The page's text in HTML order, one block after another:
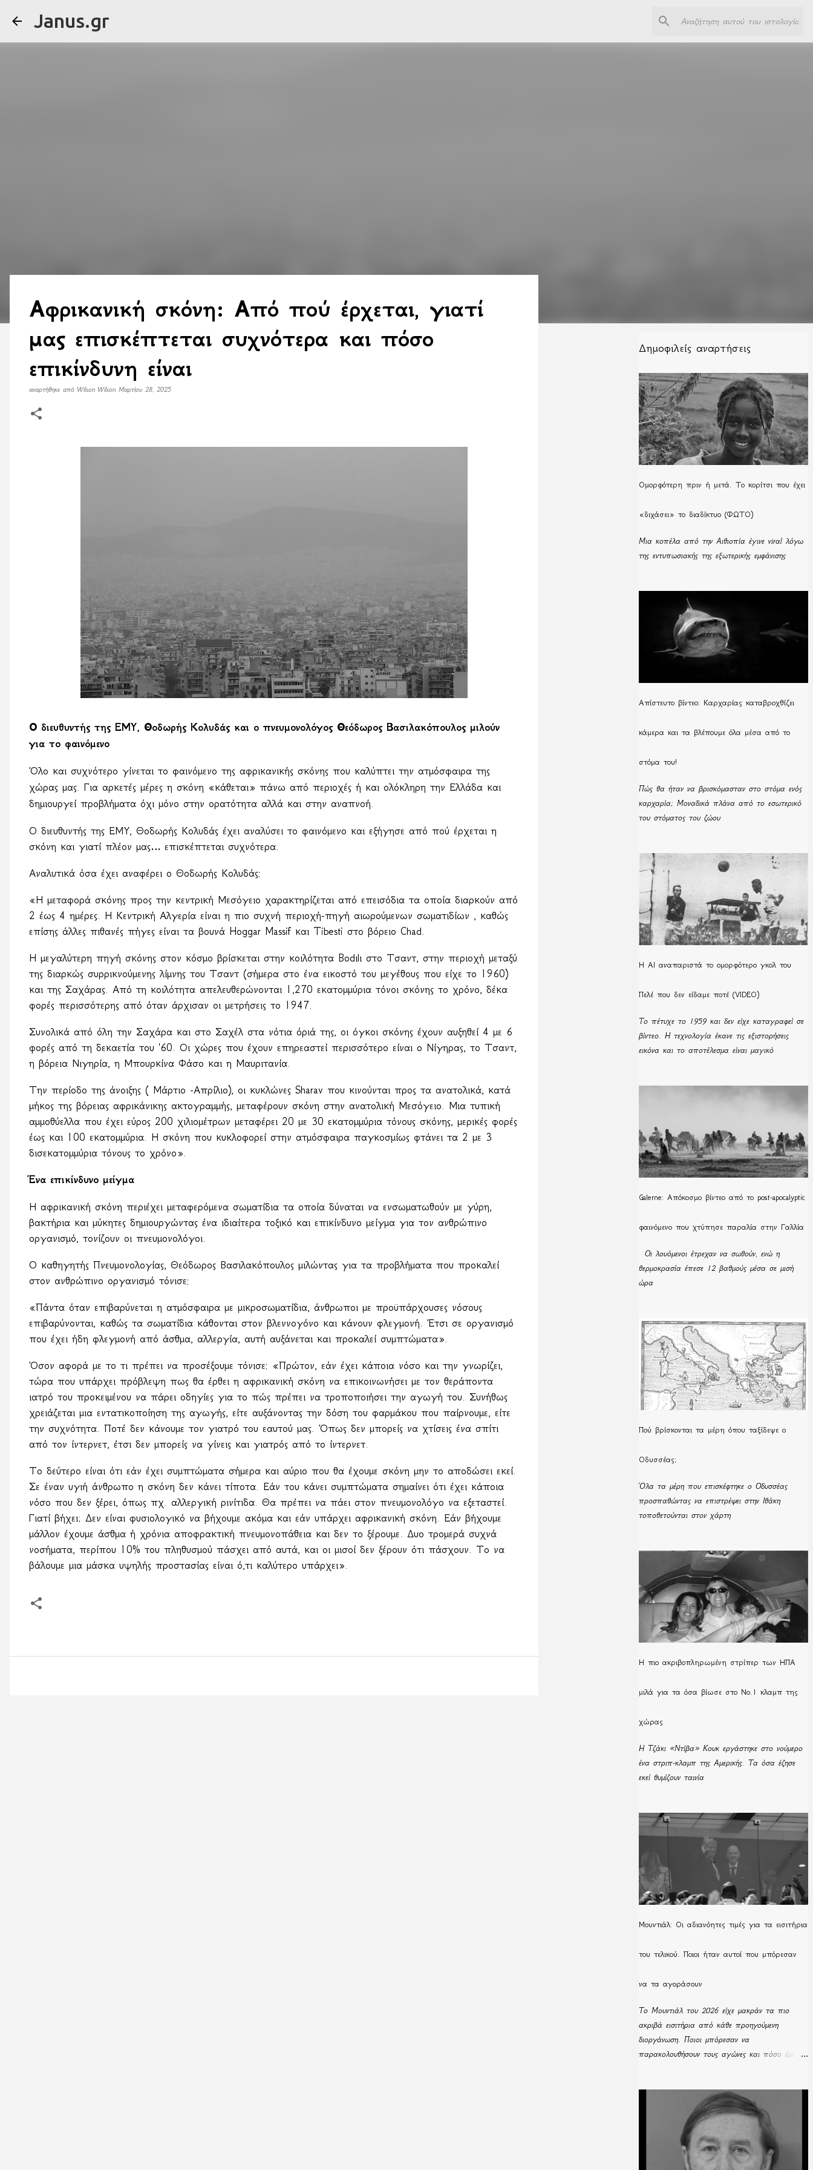
Janus.gr
Αφρικανική σκόνη: Από πού έρχεται, γιατί
μας επισκέπτεται συχνότερα και πόσο
επικίνδυνη είναι
αναρτήθηκε από Wilson Wilson Μαρτίου 28, 2025
Ο διευθυντής της ΕΜΥ, Θοδωρής Κολυδάς και ο πνευμονολόγος Θεόδωρος Βασιλακόπουλος μιλούν
για το φαινόμενο
Όλο και συχνότερο γίνεται το φαινόμενο της αφρικανικής σκόνης που καλύπτει την ατμόσφαιρα της
χώρας μας. Για αρκετές μέρες η σκόνη «κάθεται» πάνω από περιοχές ή και ολόκληρη την Ελλάδα και
δημιουργεί προβλήματα όχι μόνο στην ορατότητα αλλά και στην αναπνοή.
Ο διευθυντής της ΕΜΥ, Θοδωρής Κολυδάς έχει αναλύσει το φαινόμενο και εξήγησε από πού έρχεται η
σκόνη και γιατί πλέον μας… επισκέπτεται συχνότερα.
Αναλυτικά όσα έχει αναφέρει ο Θοδωρής Κολυδάς:
«Η μεταφορά σκόνης προς την κεντρική Μεσόγειο χαρακτηρίζεται από επεισόδια τα οποία διαρκούν από
2 έως 4 ημέρες. Η Κεντρική Αλγερία είναι η πιο συχνή περιοχή-πηγή αιωρούμενων σωματιδίων , καθώς
επίσης άλλες πιθανές πήγες είναι τα βουνά Hoggar Massif και Tibesti στο βόρειο Chad.
Η μεγαλύτερη πηγή σκόνης στον κόσμο βρίσκεται στην κοιλότητα Bodιlι στο Τσαντ, στην περιοχή μεταξύ
της διαρκώς συρρικνούμενης λίμνης του Τσαντ (σήμερα στο ένα εικοστό του μεγέθους που είχε το 1960)
και της Σαχάρας. Από τη κοιλότητα απελευθερώνονται 1,270 εκατομμύρια τόνοι σκόνης το χρόνο, δέκα
φορές περισσότερης από όταν άρχισαν οι μετρήσεις το 1947.
Συνολικά από όλη την Σαχάρα και στο Σαχέλ στα νότια όριά της, οι όγκοι σκόνης έχουν αυξηθεί 4 με 6
φορές από τη δεκαετία του '60. Οι χώρες που έχουν επηρεαστεί περισσότερο είναι ο Νίγηρας, το Τσαντ,
η βόρεια Νιγηρία, η Μπουρκίνα Φάσο και η Μαυριτανία.
Την περίοδο της άνοιξης ( Μάρτιο -Απρίλιο), οι κυκλώνες Sharav που κινούνται προς τα ανατολικά, κατά
μήκος της βόρειας αφρικάνικης ακτογραμμής, μεταφέρουν σκόνη στην ανατολική Μεσόγειο. Μια τυπική
αμμοθύελλα που έχει εύρος 200 χιλιομέτρων μεταφέρει 20 με 30 εκατομμύρια τόνους σκόνης, μερικές φορές
έως και 100 εκατομμύρια. Η σκόνη που κυκλοφορεί στην ατμόσφαιρα παγκοσμίως φτάνει τα 2 με 3
δισεκατομμύρια τόνους το χρόνο».
Ένα επικίνδυνο μείγμα
Η αφρικανική σκόνη περιέχει μεταφερόμενα σωματίδια τα οποία δύναται να ενσωματωθούν με γύρη,
βακτήρια και μύκητες δημιουργώντας ένα ιδιαίτερα τοξικό και επικίνδυνο μείγμα για τον ανθρώπινο
οργανισμό, τονίζουν οι πνευμονολόγοι.
Ο καθηγητής Πνευμονολογίας, Θεόδωρος Βασιλακόπουλος μιλώντας για τα προβλήματα που προκαλεί
στον ανθρώπινο οργανισμό τόνισε:
«Πάντα όταν επιβαρύνεται η ατμόσφαιρα με μικροσωματίδια, άνθρωποι με προϋπάρχουσες νόσους
επιβαρύνονται, καθώς τα σωματίδια κάθονται στον βλεννογόνο και κάνουν φλεγμονή. Έτσι σε οργανισμό
που έχει ήδη φλεγμονή από άσθμα, αλλεργία, αυτή αυξάνεται και προκαλεί συμπτώματα».
Όσον αφορά με το τι πρέπει να προσέξουμε τόνισε: «Πρώτον, εάν έχει κάποια νόσο και την γνωρίζει,
τώρα που υπάρχει πρόβλεψη πως θα έρθει η αφρικανική σκόνη να επικοινωνήσει με τον θεράποντα
ιατρό του προκειμένου να πάρει οδηγίες για το πώς πρέπει να τροποποιήσει την αγωγή του. Συνήθως
χρειάζεται μια εντατικοποίηση της αγωγής, είτε αυξάνοντας την δόση του φαρμάκου που παίρνουμε, είτε
την συχνότητα. Ποτέ δεν κάνουμε τον γιατρό του εαυτού μας. Όπως δεν μπορείς να χτίσεις ένα σπίτι
από τον ίντερνετ, έτσι δεν μπορείς να γίνεις και γιατρός από το ίντερνετ.
Το δεύτερο είναι ότι εάν έχει συμπτώματα σήμερα και αύριο που θα έχουμε σκόνη μην το αποδώσει εκεί.
Σε έναν υγιή άνθρωπο η σκόνη δεν κάνει τίποτα. Εάν του κάνει συμπτώματα σημαίνει ότι έχει κάποια
νόσο που δεν ξέρει, όπως πχ. αλλεργική ρινίτιδα. Θα πρέπει να πάει στον πνευμονολόγο να εξεταστεί.
Γιατί βήχει; Δεν είναι φυσιολογικό να βήχουμε ακόμα και εάν υπάρχει αφρικανική σκόνη. Εάν βήχουμε
μάλλον έχουμε άσθμα ή χρόνια αποφρακτική πνευμονοπάθεια και δεν το ξέρουμε. Δυο τρομερά συχνά
νοσήματα, περίπου 10% του πληθυσμού πάσχει από αυτά, και οι μισοί δεν ξέρουν ότι πάσχουν. Το να
βάλουμε μια μάσκα υψηλής προστασίας είναι ό,τι καλύτερο υπάρχει».
Δημοφιλείς αναρτήσεις
Ομορφότερη πριν ή μετά. Το κορίτσι που έχει
«διχάσει» το διαδίκτυο (ΦΩΤΟ)
Μια κοπέλα από την Αιθιοπία έγινε viral λόγω
της εντυπωσιακής της εξωτερικής εμφάνισης
Απίστευτο βίντεο: Καρχαρίας καταβροχθίζει
κάμερα και τα βλέπουμε όλα μέσα από το
στόμα του!
Πώς θα ήταν να βρισκόμασταν στο στόμα ενός
καρχαρία; Μοναδικά πλάνα από το εσωτερικό
του στόματος του ζώου
Η ΑΙ αναπαριστά το ομορφότερο γκολ του
Πελέ που δεν είδαμε ποτέ (VIDEO)
Το πέτυχε το 1959 και δεν είχε καταγραφεί σε
βίντεο. Η τεχνολογία έκανε τις εξιστορήσεις
εικόνα και το αποτέλεσμα είναι μαγικό
Galerne: Απόκοσμο βίντεο από το post-apocalyptic
φαινόμενο που χτύπησε παραλία στην Γαλλία
Οι λουόμενοι έτρεχαν να σωθούν, ενώ η
θερμοκρασία έπεσε 12 βαθμούς μέσα σε μισή
ώρα
Πού βρίσκονται τα μέρη όπου ταξίδεψε ο
Οδυσσέας;
Όλα τα μέρη που επισκέφτηκε ο Οδυσσέας
προσπαθώντας να επιστρέψει στην Ιθάκη
τοποθετούνται στον χάρτη
H πιο ακριβοπληρωμένη στρίπερ των ΗΠΑ
μιλά για τα όσα βίωσε στο Νο.1 κλαμπ της
χώρας
Η Τζάκι «Ντίβα» Κουκ εργάστηκε στο νούμερο
ένα στριπ-κλαμπ της Αμερικής. Τα όσα έζησε
εκεί θυμίζουν ταινία
Μουντιάλ: Οι αδιανόητες τιμές για τα εισιτήρια
του τελικού. Ποιοι ήταν αυτοί που μπόρεσαν
να τα αγοράσουν
Το Μουντιάλ του 2026 είχε μακράν τα πιο
ακριβά εισιτήρια από κάθε προηγούμενη
διοργάνωση. Ποιοι μπόρεσαν να
παρακολουθήσουν τους αγώνες και πόσο έμειναν